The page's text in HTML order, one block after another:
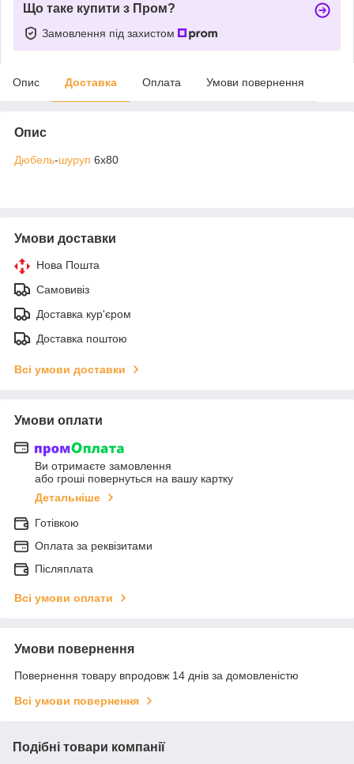
Що таке купити з Пром?
Замовлення під захистом
Опис Доставка Оплата Умови повернення
Опис
Дюбель-шуруп 6х80
Умови доставки
Нова Пошта
Самовивіз
Доставка кур'єром
Доставка поштою
Всі умови доставки
Умови оплати
Ви отримаєте замовлення
або гроші повернуться на вашу картку
Детальніше
Готівкою
Оплата за реквізитами
Післяплата
Всі умови оплати
Умови повернення
Повернення товару впродовж 14 днів за домовленістю
Всі умови повернення
Подібні товари компанії